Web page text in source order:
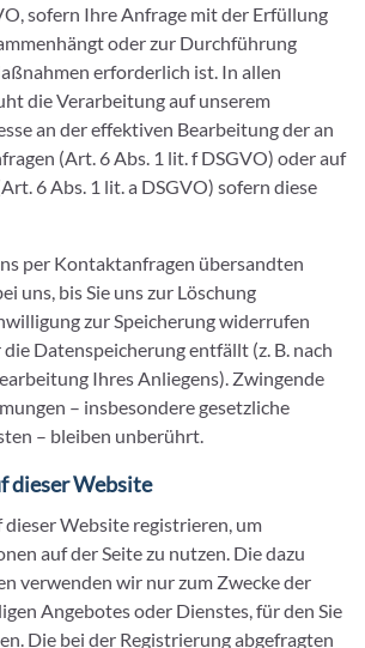
sofern Ihre Anfrage mit der Erfüllung
oder zur Durchführung
erforderlich ist. In allen
die Verarbeitung auf unserem
an der effektiven Bearbeitung der an
(Art. 6 Abs. 1 lit. f DSGVO) oder auf
6 Abs. 1 lit. a DSGVO) sofern diese
per Kontaktanfragen übersandten
uns, bis Sie uns zur Löschung
zur Speicherung widerrufen
Datenspeicherung entfällt (z. B. nach
Ihres Anliegens). Zwingende
– insbesondere gesetzliche
– bleiben unberührt.
dieser Website
dieser Website registrieren, um
auf der Seite zu nutzen. Die dazu
verwenden wir nur zum Zwecke der
Angebotes oder Dienstes, für den Sie
Die bei der Registrierung abgefragten